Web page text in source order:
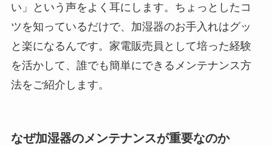
い」という声をよく耳にします。ちょっとしたコ
ツを知っているだけで、加湿器のお手入れはグッ
と楽になるんです。家電販売員として培った経験
を活かして、誰でも簡単にできるメンテナンス方
法をご紹介します。
なぜ加湿器のメンテナンスが重要なのか